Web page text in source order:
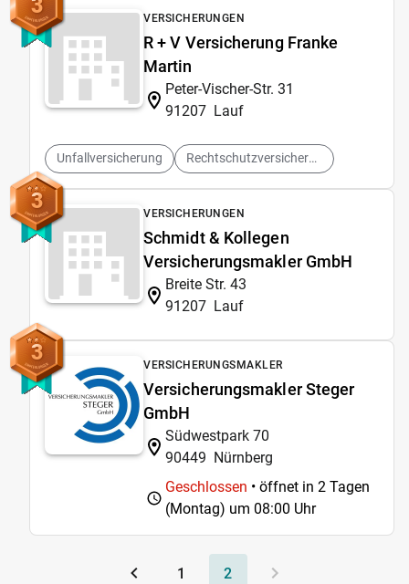
3 VERSICHERUNGEN
R + V Versicherung Franke
Martin
Peter-Vischer-Str. 31
91207 Lauf
Unfallversicherung Rechtschutzversicherung
3 VERSICHERUNGEN
Schmidt & Kollegen
Versicherungsmakler GmbH
Breite Str. 43
91207 Lauf
3 VERSICHERUNGSMAKLER
Versicherungsmakler Steger
GmbH
Südwestpark 70
90449 Nürnberg
Geschlossen • öffnet in 2 Tagen
(Montag) um 08:00 Uhr
1 2